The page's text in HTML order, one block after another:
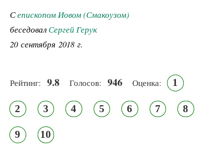
Сепископом Иовом (Смакоузом)
беседовал Сергей Герук
20 сентября 2018 г.
Рейтинг: 9.8 Голосов: 946 Оценка: 1
2 3 4 5 6 7 8
9 10